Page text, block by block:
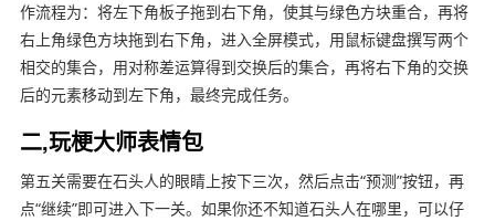
作流程为：将左下角板子拖到右下角，使其与绿色方块重合，再将
右上角绿色方块拖到右下角，进入全屏模式，用鼠标键盘撰写两个
相交的集合，用对称差运算得到交换后的集合，再将右下角的交换
后的元素移动到左下角，最终完成任务。
二,玩梗大师表情包
第五关需要在石头人的眼睛上按下三次，然后点击“预测”按钮，再
点“继续”即可进入下一关。如果你还不知道石头人在哪里，可以仔